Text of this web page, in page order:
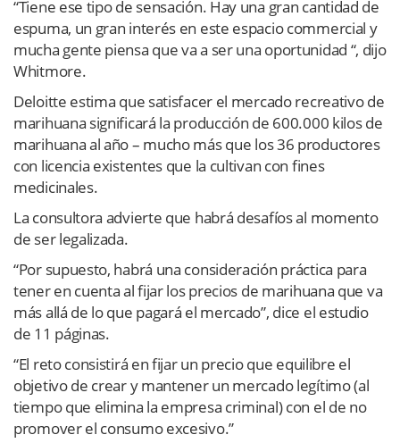
“Tiene ese tipo de sensación. Hay una gran cantidad de
espuma, un gran interés en este espacio commercial y
mucha gente piensa que va a ser una oportunidad “, dijo
Whitmore.
Deloitte estima que satisfacer el mercado recreativo de
marihuana significará la producción de 600.000 kilos de
marihuana al año – mucho más que los 36 productores
con licencia existentes que la cultivan con fines
medicinales.
La consultora advierte que habrá desafíos al momento
de ser legalizada.
“Por supuesto, habrá una consideración práctica para
tener en cuenta al fijar los precios de marihuana que va
más allá de lo que pagará el mercado”, dice el estudio
de 11 páginas.
“El reto consistirá en fijar un precio que equilibre el
objetivo de crear y mantener un mercado legítimo (al
tiempo que elimina la empresa criminal) con el de no
promover el consumo excesivo.”